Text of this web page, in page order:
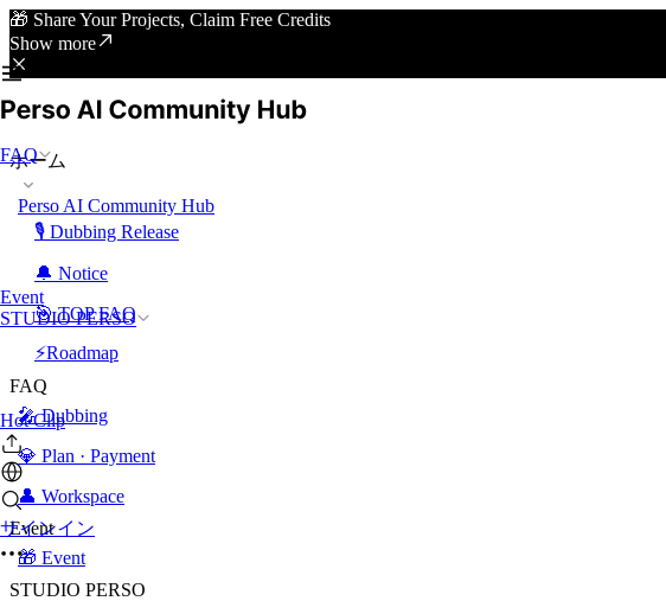
🎁 Share Your Projects, Claim Free Credits
Show more
FAQ
Event
STUDIO PERSO
Hot Clip
サインイン
ホーム
Perso AI Community Hub
🎙️ Dubbing Release
🔔 Notice
🎯 TOP FAQ
⚡Roadmap
FAQ
🎤 Dubbing
💎 Plan · Payment
👤 Workspace
Event
🎁 Event
STUDIO PERSO